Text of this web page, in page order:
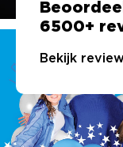
6500+
Bekijk